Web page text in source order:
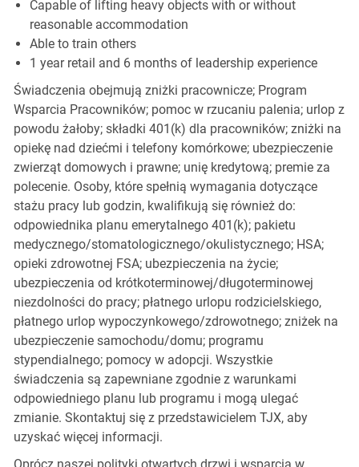
Capable of lifting heavy objects with or without
reasonable accommodation
Able to train others
1 year retail and 6 months of leadership experience
Świadczenia obejmują zniżki pracownicze; Program
Wsparcia Pracowników; pomoc w rzucaniu palenia; urlop z
powodu żałoby; składki 401(k) dla pracowników; zniżki na
opiekę nad dziećmi i telefony komórkowe; ubezpieczenie
zwierząt domowych i prawne; unię kredytową; premie za
polecenie. Osoby, które spełnią wymagania dotyczące
stażu pracy lub godzin, kwalifikują się również do:
odpowiednika planu emerytalnego 401(k); pakietu
medycznego/stomatologicznego/okulistycznego; HSA;
opieki zdrowotnej FSA; ubezpieczenia na życie;
ubezpieczenia od krótkoterminowej/długoterminowej
niezdolności do pracy; płatnego urlopu rodzicielskiego,
płatnego urlop wypoczynkowego/zdrowotnego; zniżek na
ubezpieczenie samochodu/domu; programu
stypendialnego; pomocy w adopcji. Wszystkie
świadczenia są zapewniane zgodnie z warunkami
odpowiedniego planu lub programu i mogą ulegać
zmianie. Skontaktuj się z przedstawicielem TJX, aby
uzyskać więcej informacji.
Oprócz naszej polityki otwartych drzwi i wsparcia w